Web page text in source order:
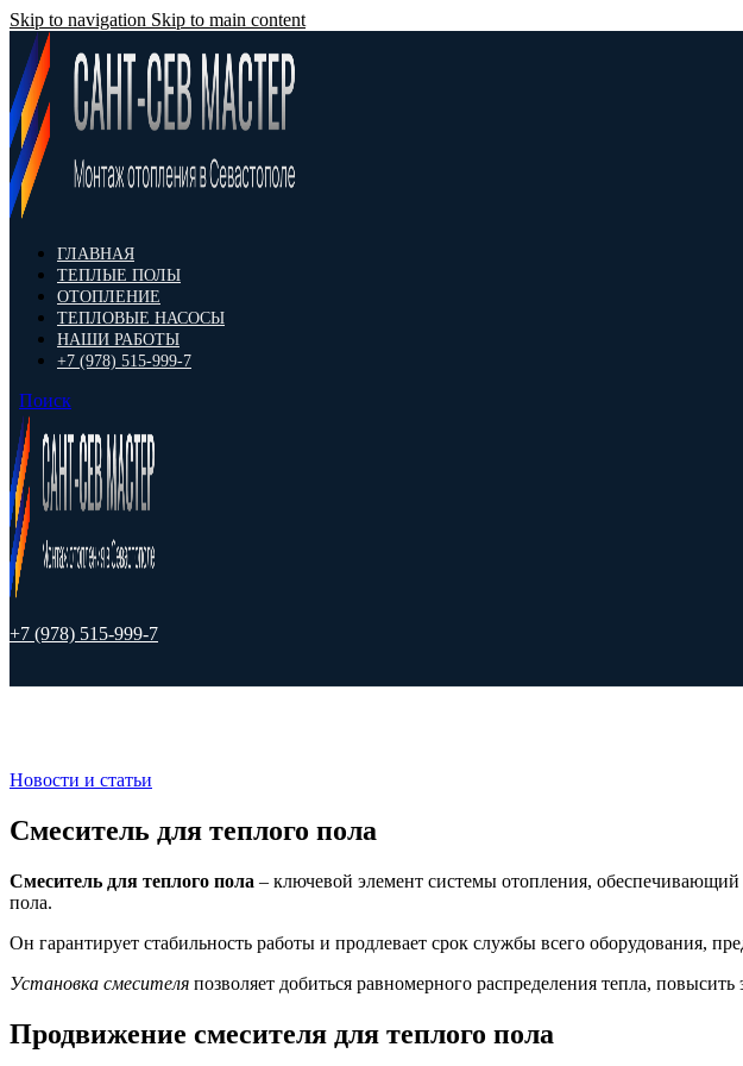
Skip to navigation Skip to main content
ГЛАВНАЯ
ТЕПЛЫЕ ПОЛЫ
ОТОПЛЕНИЕ
ТЕПЛОВЫЕ НАСОСЫ
НАШИ РАБОТЫ
+7 (978) 515-999-7
Поиск
+7 (978) 515-999-7
Новости и статьи
Смеситель для теплого пола
Смеситель для теплого пола – ключевой элемент системы отопления,
пола.
Он гарантирует стабильность работы и продлевает срок службы всего оборудования,
Установка смесителя позволяет добиться равномерного распределения тепла,
Продвижение смесителя для теплого пола